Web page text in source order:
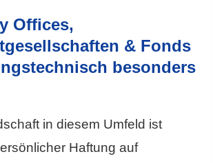
Offices,
& Fonds
besonders
in diesem Umfeld ist
Haftung auf